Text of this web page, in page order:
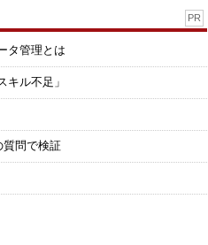
PR
タ管理とは
ル不足」
問で検証